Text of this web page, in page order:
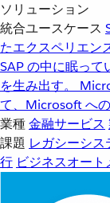
ソリューション
統合ユースケース
たエクスペリエン
SAP の中に眠って
を生み出す。
て、Microsoft への
業種金融サービス
課題 レガシーシ
行 ビジネスオート